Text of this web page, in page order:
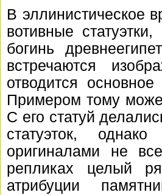
В эллинистическое
вотивные
богинь
встречаются
отводится
Примером тому
С его статуй
статуэток,
оригиналами не
репликах целый
атрибуции